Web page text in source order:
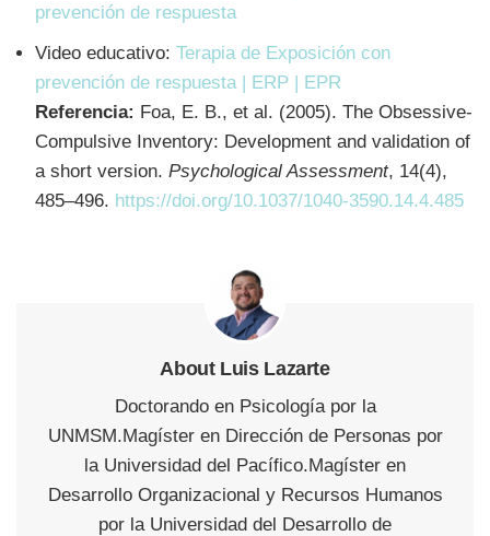
prevención de respuesta
Video educativo: Terapia de Exposición con
prevención de respuesta | ERP | EPR
Referencia: Foa, E. B., et al. (2005). The Obsessive-
Compulsive Inventory: Development and validation of
a short version. Psychological Assessment, 14(4),
485–496. https://doi.org/10.1037/1040-3590.14.4.485
About Luis Lazarte
Doctorando en Psicología por la
UNMSM.Magíster en Dirección de Personas por
la Universidad del Pacífico.Magíster en
Desarrollo Organizacional y Recursos Humanos
por la Universidad del Desarrollo de